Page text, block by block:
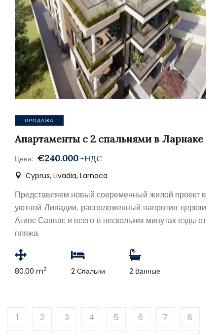
ПРОДАЖА
Апартаменты с 2 спальнями в Ларнаке
Цена: €240.000 +НДС
Cyprus, Livadia, Larnaca
Представляем новый современный жилой проект в
уютной Ливадии, расположенный напротив церкви
Агиос Саввас и всего в нескольких минутах езды от
пляжа.
80.00 m2 2 Спальни 2 Ванные
1 2 3 4 5 6 7
8